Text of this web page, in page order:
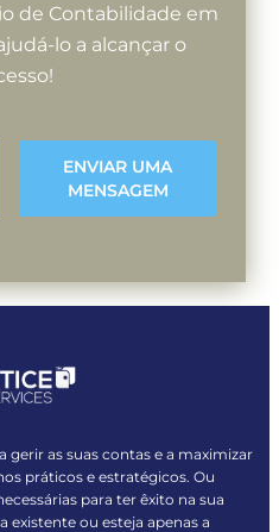
de Contabilidade em
lo a alcançar o
ENVIAR UMA
MENSAGEM
gerir as suas contas e a maximizar
práticos e estratégicos. Ou
para ter êxito na sua
existente ou esteja apenas a